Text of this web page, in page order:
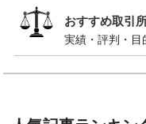
おすすめ取引
実績・評判・目